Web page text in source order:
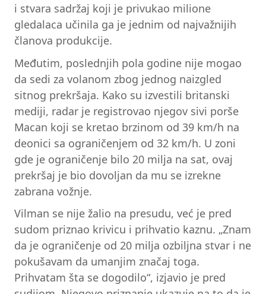
i stvara sadržaj koji je privukao milione
gledalaca učinila ga je jednim od najvažnijih
članova produkcije.
Međutim, poslednjih pola godine nije mogao
da sedi za volanom zbog jednog naizgled
sitnog prekršaja. Kako su izvestili britanski
mediji, radar je registrovao njegov sivi porše
Macan koji se kretao brzinom od 39 km/h na
deonici sa ograničenjem od 32 km/h. U zoni
gde je ograničenje bilo 20 milja na sat, ovaj
prekršaj je bio dovoljan da mu se izrekne
zabrana vožnje.
Vilman se nije žalio na presudu, već je pred
sudom priznao krivicu i prihvatio kaznu. „Znam
da je ograničenje od 20 milja ozbiljna stvar i ne
pokušavam da umanjim značaj toga.
Prihvatam šta se dogodilo“, izjavio je pred